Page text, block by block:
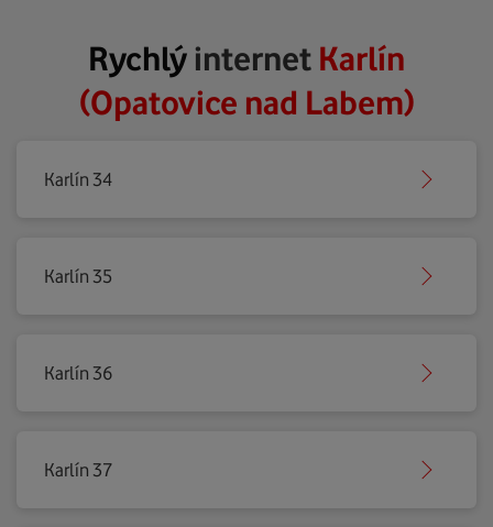
Rychlýinternet Karlín
(Opatovice nad Labem)
Karlín 34
Karlín 35
Karlín 36
Karlín 37